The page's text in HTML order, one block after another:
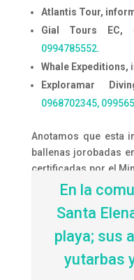
Atlantis Tour,
Gial Tours EC,
0994785552.
Whale Expeditions,
Exploramar
0968702345,
Anotamos que esta
ballenas jorobadas
certificadas por el
la hacemos como
En la
Santa
playa; sus
yutarbas